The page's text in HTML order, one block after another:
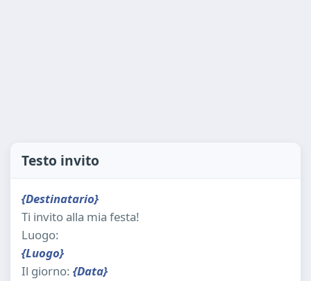
Testo invito
{Destinatario}
Ti invito alla mia festa!
Luogo:
{Luogo}
Il giorno: {Data}